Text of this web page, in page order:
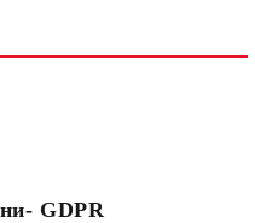
на работния ден.
GDPR